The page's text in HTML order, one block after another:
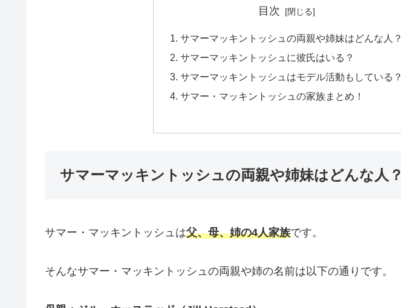
目次
サマーマッキントッシュの両親や姉妹はどんな人？
サマーマッキントッシュに彼氏はいる？
サマーマッキントッシュはモデル活動もしている？
サマー・マッキントッシュの家族まとめ！
サマーマッキントッシュの両親や姉妹はどんな人？
サマー・マッキントッシュは父、母、姉の4人家族です。
そんなサマー・マッキントッシュの両親や姉の名前は以下の通りです。